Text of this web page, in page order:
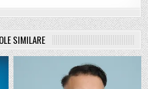
SIMILARE